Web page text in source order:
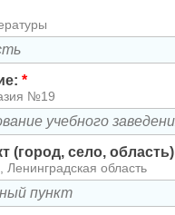
*
№19
(город, село,
область